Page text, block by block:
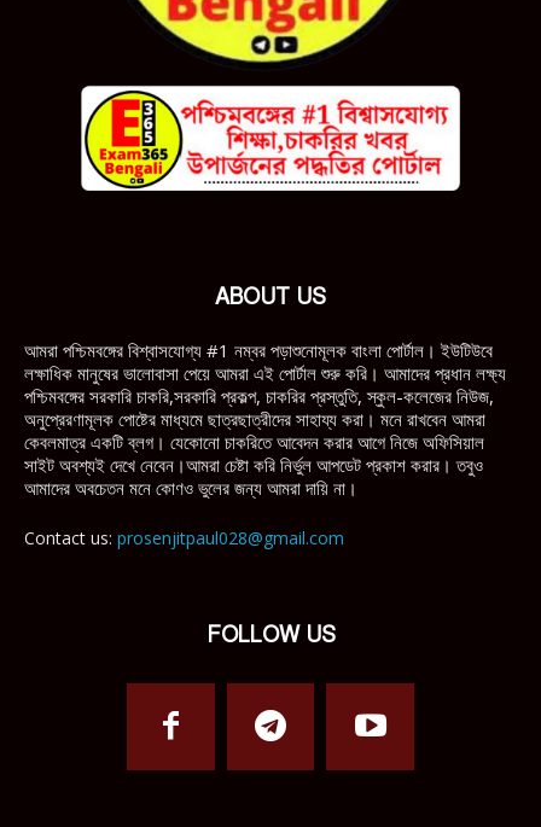
ABOUT US
আমরা পশ্চিমবঙ্গের বিশ্বাসযোগ্য #1 নম্বর পড়াশুনোমূলক বাংলা পোর্টাল। ইউটিউবে
লক্ষাধিক মানুষের ভালোবাসা পেয়ে আমরা এই পোর্টাল শুরু করি। আমাদের প্রধান লক্ষ্য
পশ্চিমবঙ্গের সরকারি চাকরি,সরকারি প্রকল্প, চাকরির প্রস্তুতি, স্কুল-কলেজের নিউজ,
অনুপ্রেরণামূলক পোষ্টের মাধ্যমে ছাত্রছাত্রীদের সাহায্য করা। মনে রাখবেন আমরা
কেবলমাত্র একটি ব্লগ। যেকোনো চাকরিতে আবেদন করার আগে নিজে অফিসিয়াল
সাইট অবশ্যই দেখে নেবেন।আমরা চেষ্টা করি নির্ভুল আপডেট প্রকাশ করার। তবুও
আমাদের অবচেতন মনে কোণও ভুলের জন্য আমরা দায়ি না।
Contact us: prosenjitpaul028@gmail.com
FOLLOW US